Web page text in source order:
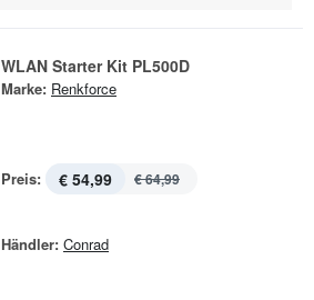
WLAN Starter Kit PL500D
Marke: Renkforce
Preis: € 54,99 € 64,99
Händler: Conrad